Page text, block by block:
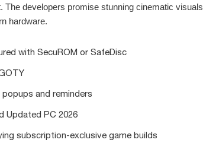
The developers promise stunning cinematic visuals
hardware.
with SecuROM or SafeDisc
and reminders
Updated PC 2026
subscription-exclusive game builds